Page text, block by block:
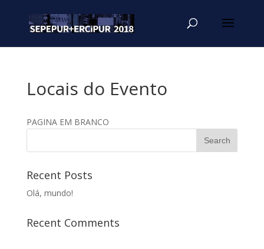
Locais do Evento
PAGINA EM BRANCO
Recent Posts
Olá, mundo!
Recent Comments